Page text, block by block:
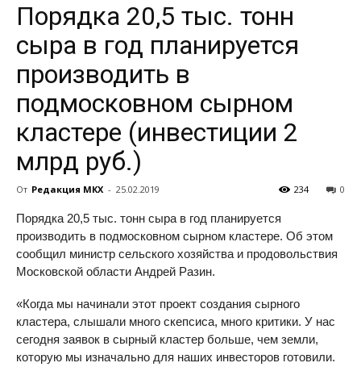
Порядка 20,5 тыс. тонн
сыра в год планируется
производить в
подмосковном сырном
кластере (инвестиции 2
млрд руб.)
От Редакция МКХ - 25.02.2019 0
234
Порядка 20,5 тыс. тонн сыра в год планируется
производить в подмосковном сырном кластере. Об этом
сообщил министр сельского хозяйства и продовольствия
Московской области Андрей Разин.
«Когда мы начинали этот проект создания сырного
кластера, слышали много скепсиса, много критики. У нас
сегодня заявок в сырный кластер больше, чем земли,
которую мы изначально для наших инвесторов готовили.